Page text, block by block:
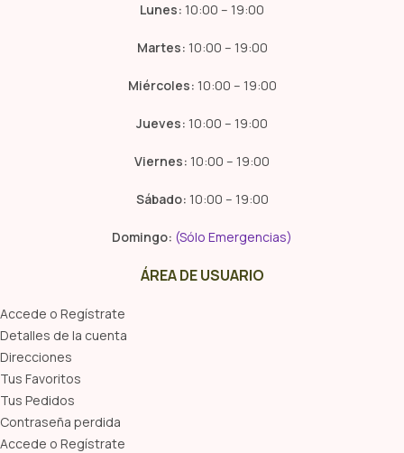
Lunes: 10:00 – 19:00
Martes: 10:00 – 19:00
Miércoles: 10:00 – 19:00
Jueves: 10:00 – 19:00
Viernes: 10:00 – 19:00
Sábado: 10:00 – 19:00
Domingo: (Sólo Emergencias)
ÁREA DE USUARIO
Accede o Regístrate
Detalles de la cuenta
Direcciones
Tus Favoritos
Tus Pedidos
Contraseña perdida
Accede o Regístrate